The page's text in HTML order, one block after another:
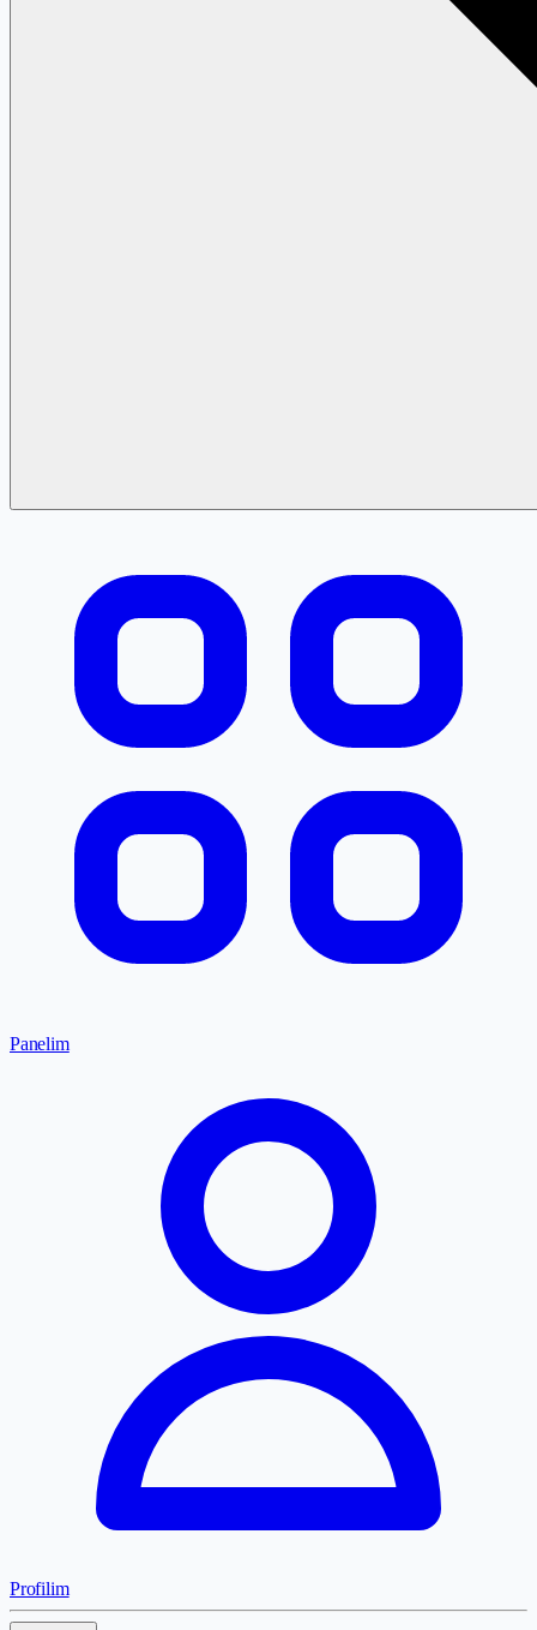
Panelim
Profilim